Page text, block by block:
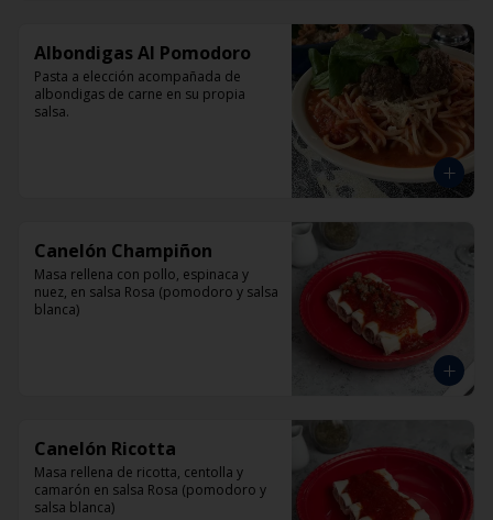
Albondigas Al Pomodoro
Pasta a elección acompañada de
albondigas de carne en su propia
salsa.
Canelón Champiñon
Masa rellena con pollo, espinaca y
nuez, en salsa Rosa (pomodoro y salsa
blanca)
Canelón Ricotta
Masa rellena de ricotta, centolla y
camarón en salsa Rosa (pomodoro y
salsa blanca)